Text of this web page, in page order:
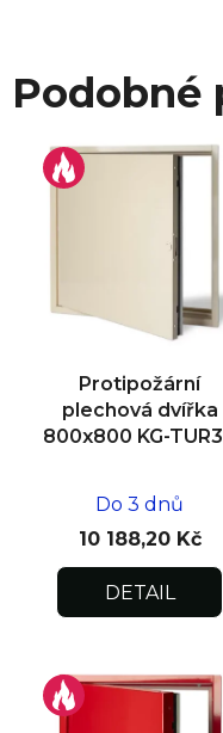
Podobné
Protipožární
plechová dvířka
800x800 KG-
Do 3 dnů
10 188,20 Kč
DETAIL